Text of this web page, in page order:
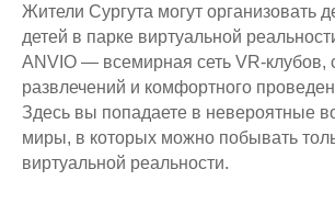
Жители Сургута могут организовать
детей в парке виртуальной
ANVIO — всемирная сеть VR-клубов,
развлечений и комфортного
Здесь вы попадаете в невероятные
миры, в которых можно побывать
виртуальной реальности.